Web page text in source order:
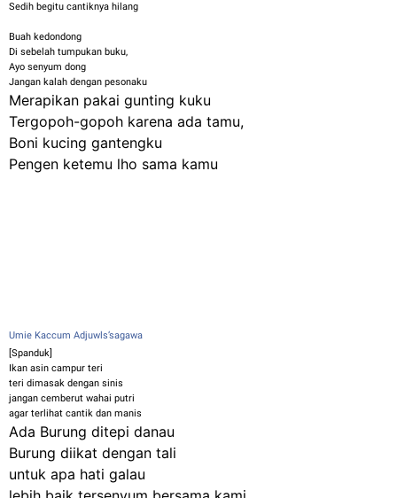
Sedih begitu cantiknya hilang
Buah kedondong
Di sebelah tumpukan buku,
Ayo senyum dong
Jangan kalah dengan pesonaku
Merapikan pakai gunting kuku
Tergopoh-gopoh karena ada tamu,
Boni kucing gantengku
Pengen ketemu lho sama kamu
Umie Kaccum Adjuwls’sagawa
‎[Spanduk]
Ikan asin campur teri
teri dimasak dengan sinis
jangan cemberut wahai putri
agar terlihat cantik dan manis
Ada Burung ditepi danau
Burung diikat dengan tali
untuk apa hati galau